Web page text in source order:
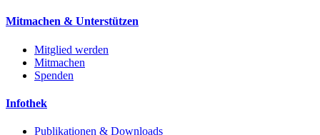
Mitmachen & Unterstützen
Mitglied werden
Mitmachen
Spenden
Infothek
Publikationen & Downloads